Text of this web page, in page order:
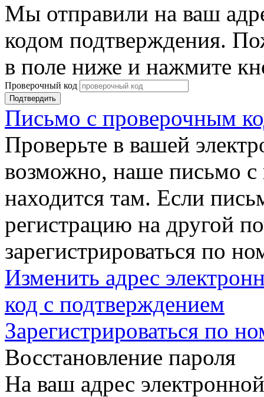
Мы отправили на ваш
кодом подтверждения.
в поле ниже и нажмите
Проверочный код
Подтвердить
Письмо с проверочным
Проверьте в вашей
возможно, наше письмо с
находится там. Если
регистрацию на другой
зарегистрироваться по
Изменить адрес
код с подтверждением
Зарегистрироваться по
Восстановление пароля
На ваш адрес